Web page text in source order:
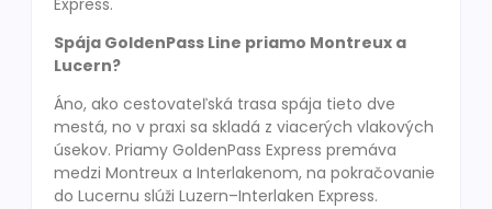
Express.
Spája GoldenPass Line priamo Montreux a
Lucern?
Áno, ako cestovateľská trasa spája tieto dve
mestá, no v praxi sa skladá z viacerých vlakových
úsekov. Priamy GoldenPass Express premáva
medzi Montreux a Interlakenom, na pokračovanie
do Lucernu slúži Luzern–Interlaken Express.